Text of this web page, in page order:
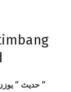
حديث ” ”